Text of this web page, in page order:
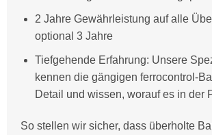
2 Jahre Gewährleistung auf alle
optional 3 Jahre
Tiefgehende Erfahrung: Unsere
kennen die gängigen ferrocontrol-
Detail und wissen, worauf es in der
So stellen wir sicher, dass überholte